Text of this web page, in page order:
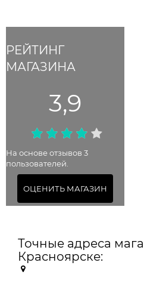
РЕЙТИНГ
МАГАЗИНА
3,9
На основе отзывов 3
пользователей.
ОЦЕНИТЬ МАГАЗИН
Точные адреса
Красноярске: